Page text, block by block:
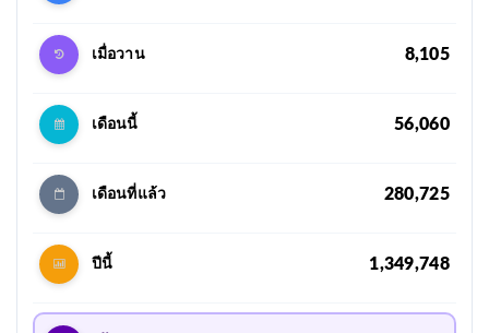
เมื่อวาน 8,105
เดือนนี้ 56,060
เดือนที่แล้ว 280,725
ปีนี้ 1,349,748